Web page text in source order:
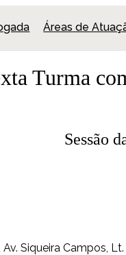
Áreas de
Turma
Sessão
Siqueira Campos,